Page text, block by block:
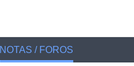
NOTAS / FOROS